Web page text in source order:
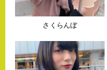
さくらんぼ